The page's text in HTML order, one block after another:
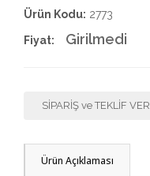
Ürün Kodu: 2773
Fiyat: Girilmedi
SİPARİŞ ve TEKLİF VER
Ürün Açıklaması